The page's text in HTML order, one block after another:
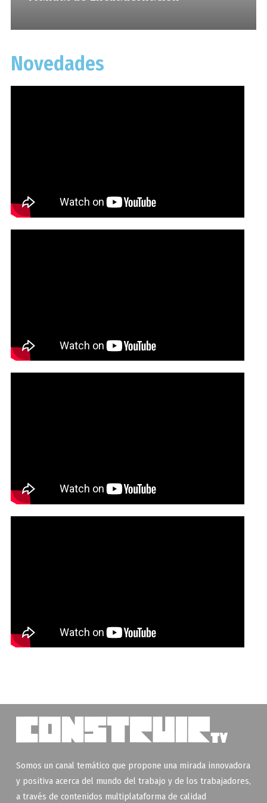
Novedades
Somos un canal temático que propone una mirada innovadora
y positiva acerca del mundo del trabajo y de los trabajadores,
a través de contenidos multiplataforma de calidad